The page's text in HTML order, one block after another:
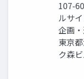
107-
ルサ
企画
東京
ク森